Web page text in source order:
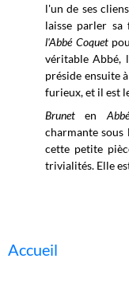
l'un de ses
laisse parler sa
l'Abbé Coquet
véritable Abbé,
préside ensuite
furieux, et il est
Brunet en
charmante sous
cette petite
trivialités. Elle
Accueil